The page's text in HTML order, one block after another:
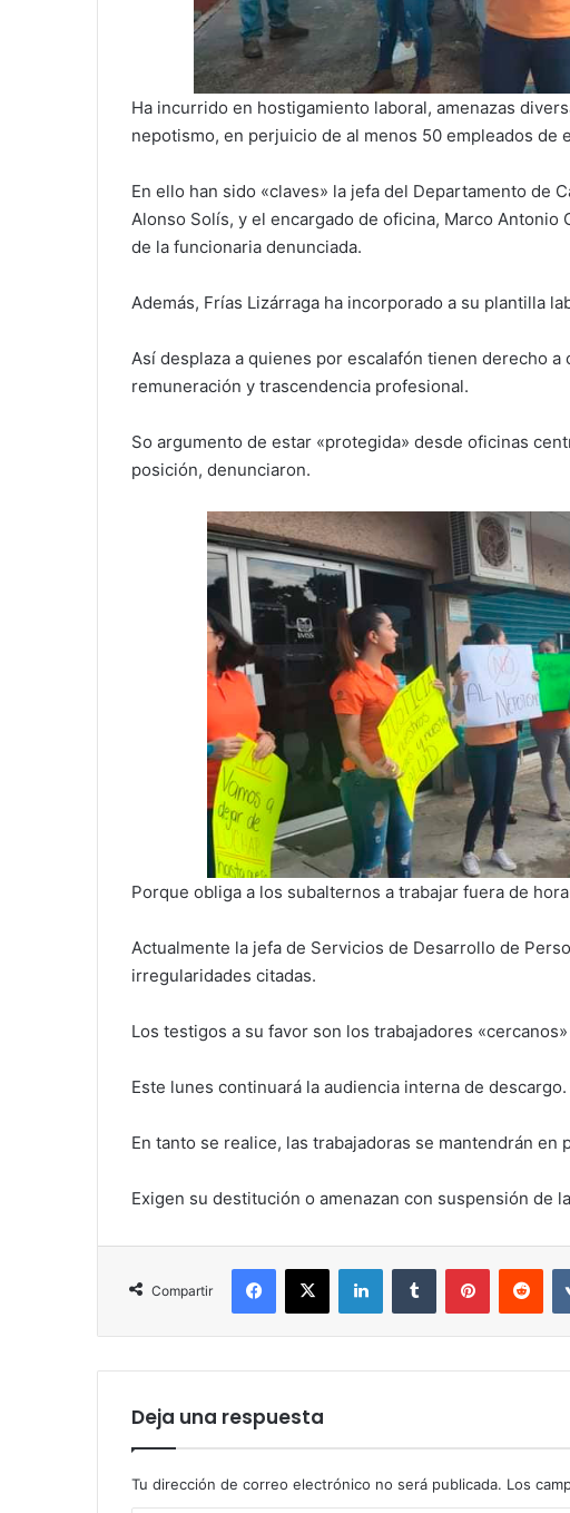
Ha incurrido en hostigamiento laboral, amenazas
nepotismo, en perjuicio de al menos 50 empleados de
En ello han sido «claves» la jefa del Departamento de
Alonso Solís, y el encargado de oficina, Marco Antonio
de la funcionaria denunciada.
Además, Frías Lizárraga ha incorporado a su plantilla
Así desplaza a quienes por escalafón tienen derecho
remuneración y trascendencia profesional.
So argumento de estar «protegida» desde oficinas
posición, denunciaron.
Porque obliga a los subalternos a trabajar fuera de
Actualmente la jefa de Servicios de Desarrollo de
irregularidades citadas.
Los testigos a su favor son los trabajadores
Este lunes continuará la audiencia interna de descargo.
En tanto se realice, las trabajadoras se mantendrán en
Exigen su destitución o amenazan con suspensión de
Compartir
Facebook
X LinkedInTumblr Pinterest
Deja una respuesta
Tu dirección de correo electrónico no será publicada. Los